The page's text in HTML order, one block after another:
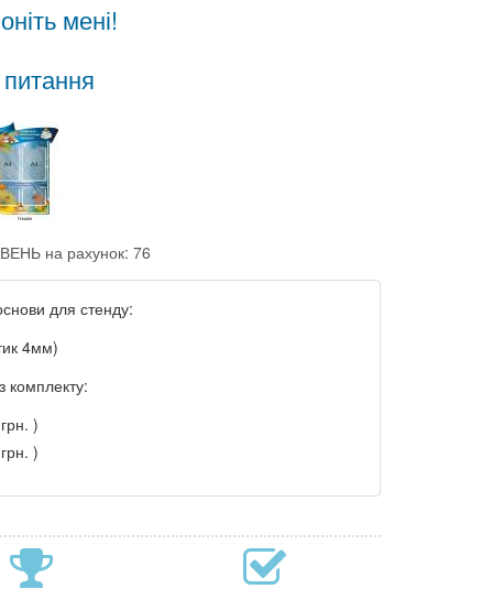
мені!
на рахунок: 76
для стенду:
4мм)
комплекту:
)
)